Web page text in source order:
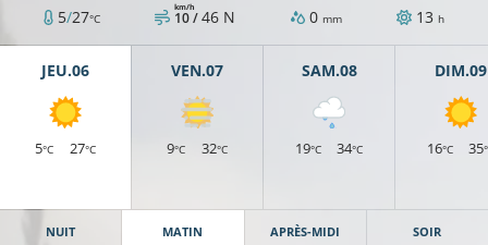
5/27°C 10 /
km/h 46 N 0 mm 13 h
JEU.06
5°C 27°C
VEN.07
9°C 32°C
SAM.08
19°C 34°C
DIM.09
16°C 35
NUIT MATIN APRÈS-MIDI SOIR